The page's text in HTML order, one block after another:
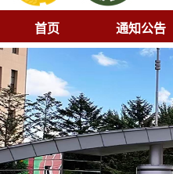
首页 通知公告